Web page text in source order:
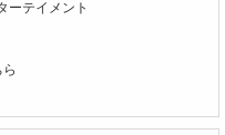
ーテイメント